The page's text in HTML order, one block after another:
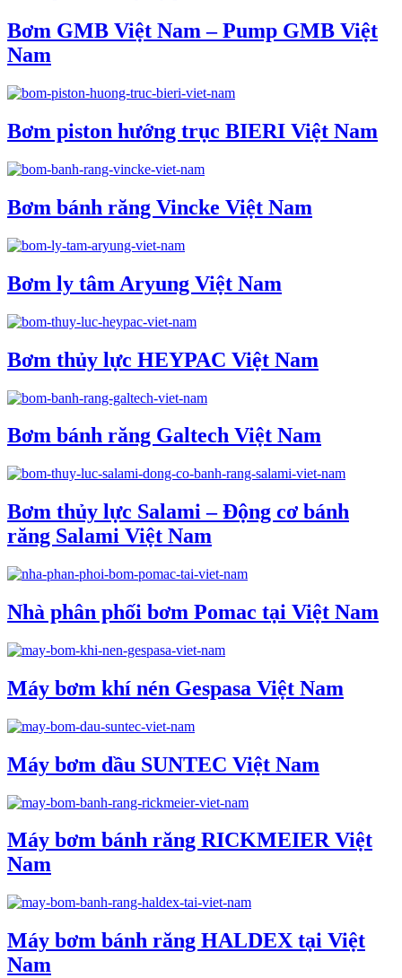
Bơm GMB Việt Nam – Pump GMB Việt
Nam
Bơm piston hướng trục BIERI Việt Nam
Bơm bánh răng Vincke Việt Nam
Bơm ly tâm Aryung Việt Nam
Bơm thủy lực HEYPAC Việt Nam
Bơm bánh răng Galtech Việt Nam
Bơm thủy lực Salami – Động cơ bánh
răng Salami Việt Nam
Nhà phân phối bơm Pomac tại Việt Nam
Máy bơm khí nén Gespasa Việt Nam
Máy bơm dầu SUNTEC Việt Nam
Máy bơm bánh răng RICKMEIER Việt
Nam
Máy bơm bánh răng HALDEX tại Việt
Nam